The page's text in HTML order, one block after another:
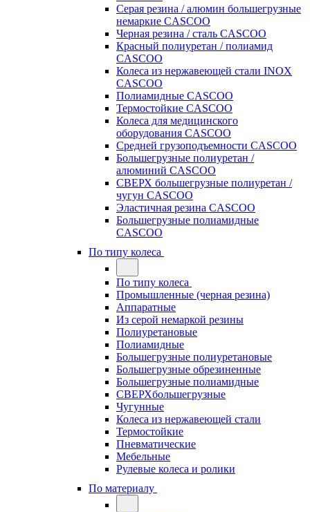
Серая резина / алюмин большегрузные
немаркие CASCOO
Черная резина / сталь CASCOO
Красный полиуретан / полиамид
CASCOO
Колеса из нержавеющей стали INOX
CASCOO
Полиамидные CASCOO
Термостойкие CASCOO
Колеса для медицинского
оборудования CASCOO
Средней грузоподъемности CASCOO
Большегрузные полиуретан /
алюминий CASCOO
СВЕРХ большегрузные полиуретан /
чугун CASCOO
Эластичная резина CASCOO
Большегрузные полиамидные
CASCOO
По типу колеса
По типу колеса
Промышленные (черная резина)
Аппаратные
Из серой немаркой резины
Полиуретановые
Полиамидные
Большегрузные полиуретановые
Большегрузные обрезиненные
Большегрузные полиамидные
СВЕРХбольшегрузные
Чугунные
Колеса из нержавеющей стали
Термостойкие
Пневматические
Мебельные
Рулевые колеса и ролики
По материалу